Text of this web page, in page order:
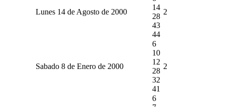
Lunes 14 de Agosto de 2000
14
28
43
44
2
Sabado 8 de Enero de 2000
6
10
12
28
32
41
2
6